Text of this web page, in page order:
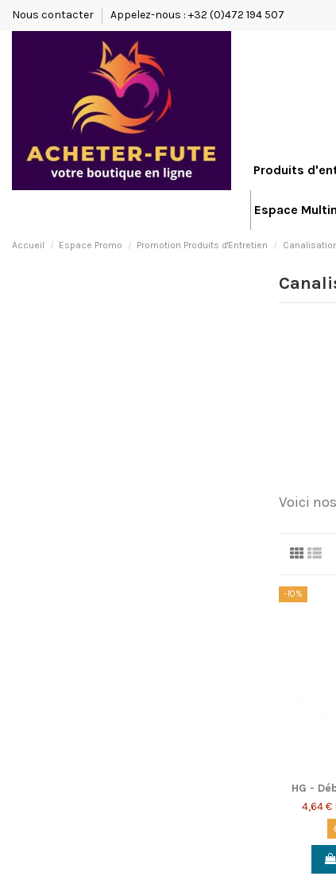
Nous contacter Appelez-nous : +32 (0)472 194 507
Produits
Espace
Accueil Espace Promo Promotion Produits d'Entretien
Voici
-10%
HG -
4,64 €